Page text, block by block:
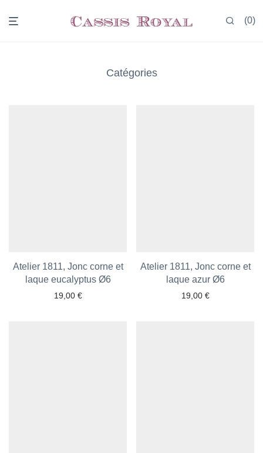
0
Catégories
Atelier 1811, Jonc corne et
laque eucalyptus Ø6
19,00 €
Atelier 1811, Jonc corne et
laque azur Ø6
19,00 €